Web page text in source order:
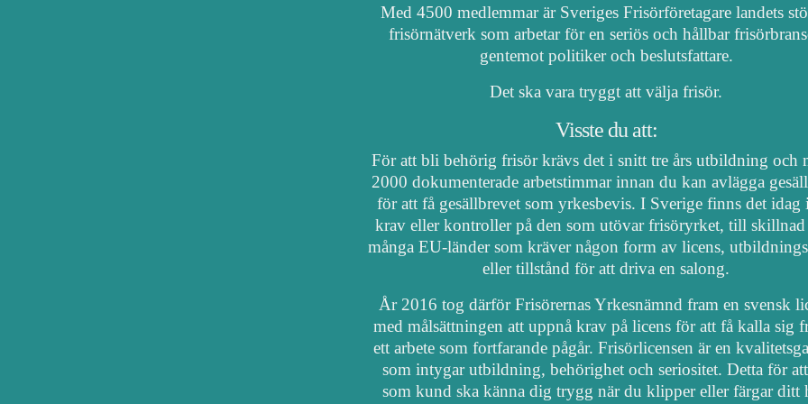
Med 4500 medlemmar är Sveriges Frisörföretagare landets
frisörnätverk som arbetar för en seriös och hållbar
gentemot politiker och beslutsfattare.
Det ska vara tryggt att välja frisör.
Visste du att:
För att bli behörig frisör krävs det i snitt tre års utbildning och
2000 dokumenterade arbetstimmar innan du kan avlägga
för att få gesällbrevet som yrkesbevis. I Sverige finns det idag
krav eller kontroller på den som utövar frisöryrket, till
många EU-länder som kräver någon form av licens,
eller tillstånd för att driva en salong.
År 2016 tog därför Frisörernas Yrkesnämnd fram en svensk
med målsättningen att uppnå krav på licens för att få kalla sig
ett arbete som fortfarande pågår. Frisörlicensen är en
som intygar utbildning, behörighet och seriositet. Detta för
som kund ska känna dig trygg när du klipper eller färgar ditt